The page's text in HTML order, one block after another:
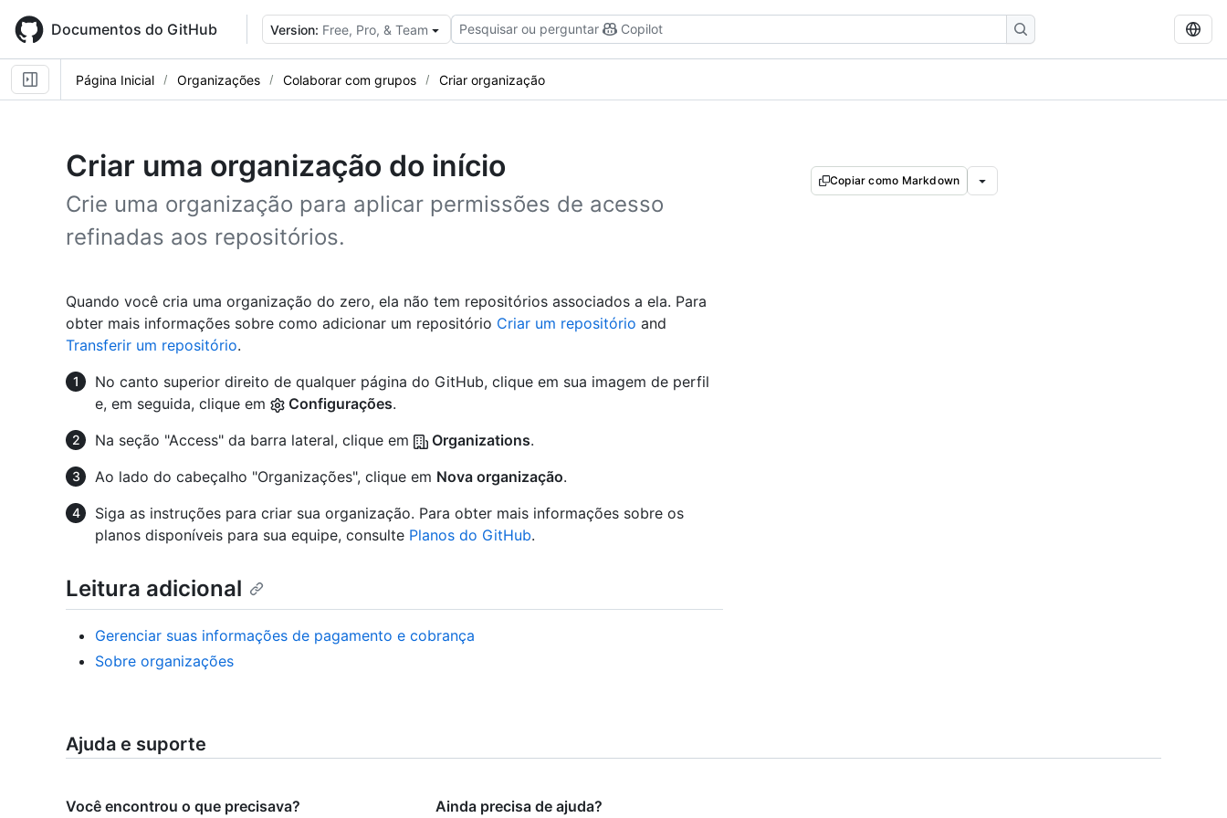
main
content
Documentos do GitHub Version: Free, Pro, & Team Pesquisar ou perguntar Copilot
Página Inicial Organizações Colaborar com grupos Criar organização
Criar uma organização do início
Crie uma organização para aplicar permissões de acesso
refinadas aos repositórios.
Copiar como Markdown
Quando você cria uma organização do zero, ela não tem repositórios associados a ela. Para
obter mais informações sobre como adicionar um repositório Criar um repositório and
Transferir um repositório.
No canto superior direito de qualquer página do GitHub, clique em sua imagem de perfil
e, em seguida, clique em
Configurações.
Na seção "Access" da barra lateral, clique em
Organizations.
Ao lado do cabeçalho "Organizações", clique em Nova organização.
Siga as instruções para criar sua organização. Para obter mais informações sobre os
planos disponíveis para sua equipe, consulte Planos do GitHub.
Leitura adicional
Gerenciar suas informações de pagamento e cobrança
Sobre organizações
Ajuda e suporte
Você encontrou o que precisava? Ainda precisa de ajuda?